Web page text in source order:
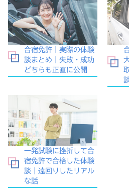
合宿免許｜実際の体験
談まとめ｜失敗・成功
どちらも正直に公開
一発試験に挫折して合
宿免許で合格した体験
談｜遠回りしたリアル
な話